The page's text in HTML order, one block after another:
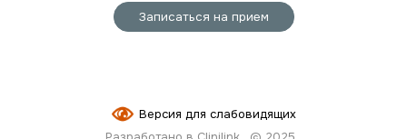
Записаться на прием
Версия для слабовидящих